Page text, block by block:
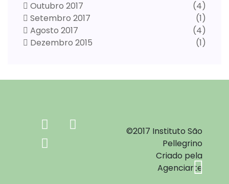
Outubro 2017
(4)
Setembro 2017
(1)
Agosto 2017
(4)
Dezembro 2015
(1)
©2017 Instituto São
Pellegrino
Criado pela
Agenciarte